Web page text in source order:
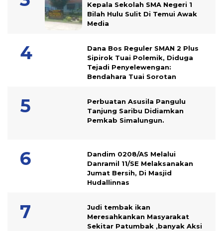
Kepala Sekolah SMA Negeri 1
Bilah Hulu Sulit Di Temui Awak
Media
Dana Bos Reguler SMAN 2 Plus
Sipirok Tuai Polemik, Diduga
Tejadi Penyelewengan:
Bendahara Tuai Sorotan
Perbuatan Asusila Pangulu
Tanjung Saribu Didiamkan
Pemkab Simalungun.
Dandim 0208/AS Melalui
Danramil 11/SE Melaksanakan
Jumat Bersih, Di Masjid
Hudallinnas
Judi tembak ikan
Meresahkankan Masyarakat
Sekitar Patumbak ,banyak Aksi